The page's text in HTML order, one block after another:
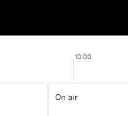
10:00
On air